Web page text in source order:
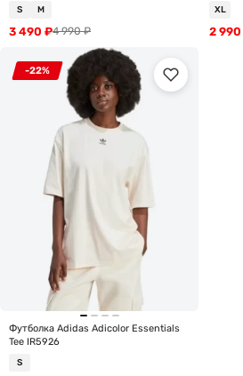
S M
4 990₽
3 490 ₽
XL
2 990
-22%
Футболка Adidas Adicolor Essentials
Tee IR5926
S